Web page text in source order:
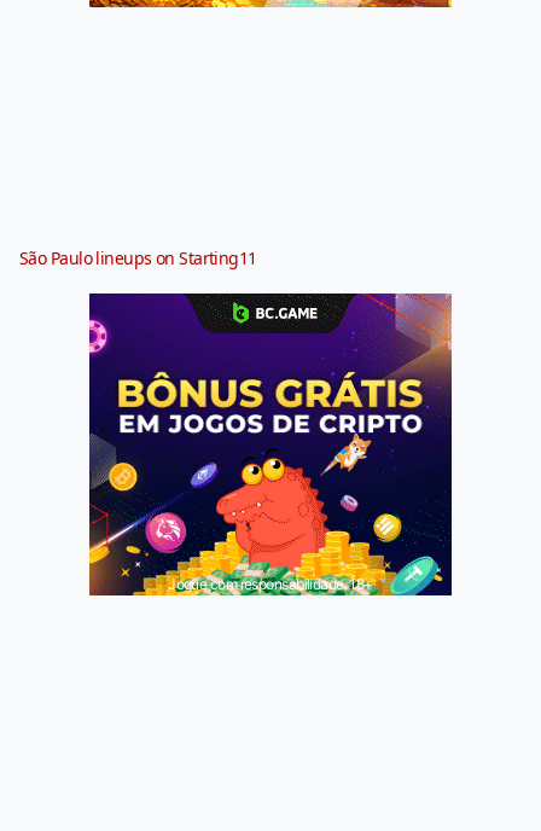
São Paulo lineups on Starting11
Jogue com responsabilidade. 18+